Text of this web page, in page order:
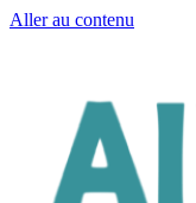
Aller au contenu